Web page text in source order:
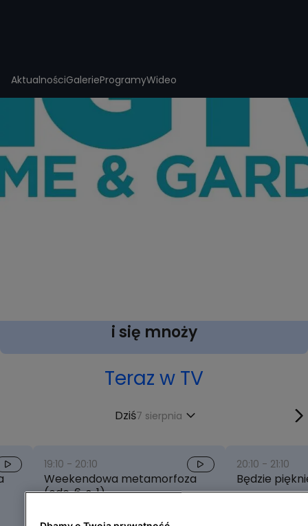
AktualnościGalerieProgramyWideo
i się mnoży
Teraz w TV
Dziś7 sierpnia
19:10 - 20:10
Weekendowa metamorfoza
(odc. 6, s. 1)
20:10 - 21:10
Będzie